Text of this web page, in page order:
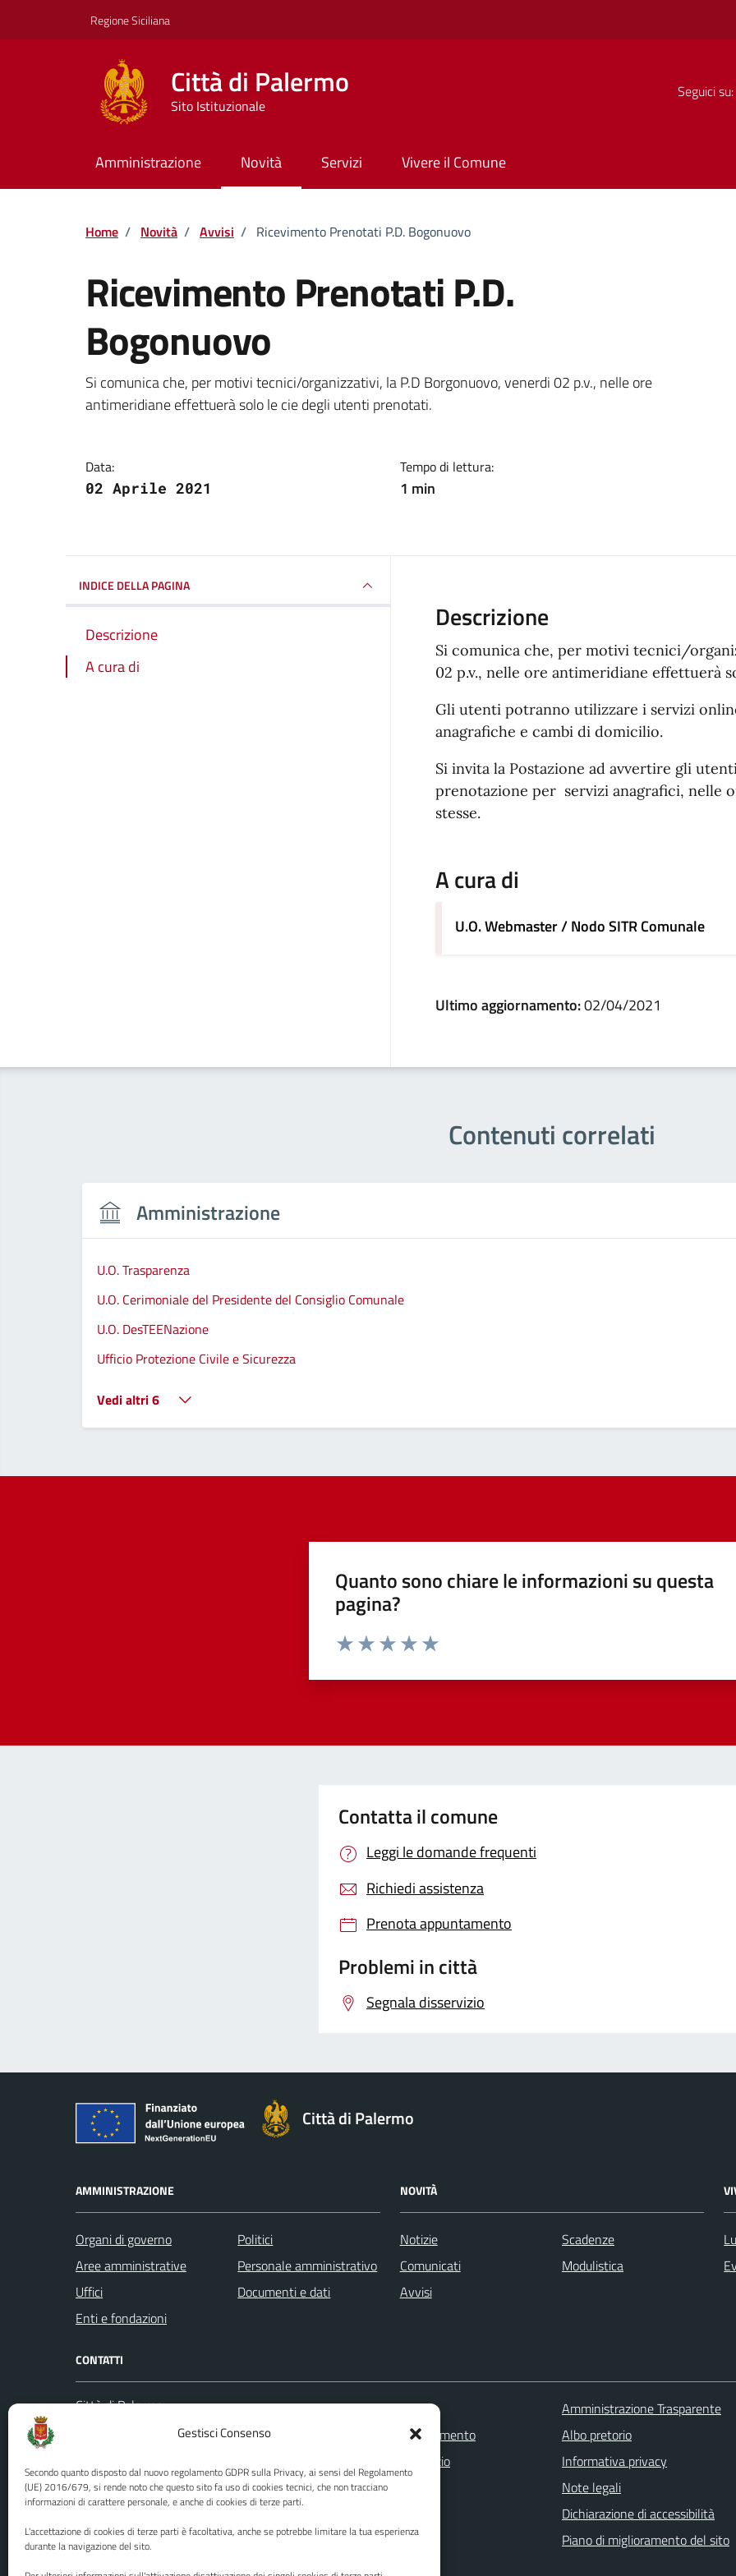
Gestisci Consenso
Secondo quanto disposto dal nuovo regolamento GDPR sulla Privacy, ai sensi del Regolamento
(UE) 2016/679, si rende noto che questo sito fa uso di cookies tecnici, che non tracciano
informazioni di carattere personale, e anche di cookies di terze parti.
L'accettazione di cookies di terze parti è facoltativa, anche se potrebbe limitare la tua esperienza
durante la navigazione del sito.
Regione Siciliana
Città di Palermo
Sito Istituzionale
Seguici su:
Amministrazione Novità Servizi Vivere il Comune
Home / Novità / Avvisi / Ricevimento Prenotati P.D. Bogonuovo
Ricevimento Prenotati P.D.
Bogonuovo
Dettagli della notizia
Si comunica che, per motivi tecnici/organizzativi, la P.D Borgonuovo, venerdi 02 p.v., nelle ore
antimeridiane effettuerà solo le cie degli utenti prenotati.
Data:
02 Aprile 2021
Tempo di lettura:
1 min
INDICE DELLA PAGINA
Descrizione
A cura di
Descrizione
Si comunica che, per motivi tecnici/
02 p.v., nelle ore antimeridiane effettuerà
Gli utenti potranno utilizzare i servizi
anagrafiche e cambi di domicilio.
Si invita la Postazione ad avvertire gli
prenotazione per servizi anagrafici, nelle
stesse.
A cura di
U.O. Webmaster / Nodo SITR Comunale
Ultimo aggiornamento:02/04/2021
Contenuti correlati
Amministrazione
U.O. Trasparenza
U.O. Cerimoniale del Presidente del Consiglio Comunale
U.O. DesTEENazione
Ufficio Protezione Civile e Sicurezza
Vedi altri 6
Quanto sono chiare le informazioni su questa
pagina?
Contatta il comune
Leggi le domande frequenti
Richiedi assistenza
Prenota appuntamento
Problemi in città
Segnala disservizio
Città di Palermo
AMMINISTRAZIONE
Organi di governo
Aree amministrative
Uffici
Enti e fondazioni
Politici
Personale amministrativo
Documenti e dati
NOVITÀ
Notizie
Comunicati
Avvisi
Scadenze
Modulistica
CONTATTI
Città di Palermo
Codice fiscale / P. IVA:80016350821
U.O. Ufficio Relazioni con il Pubblico
(URP)
Numero verde: 0917401111
PEC:protocollo@cert.comune.palermo.it
Leggi le FAQ
Prenotazione appuntamento
Segnalazione disservizio
Richiesta assistenza
Amministrazione Trasparente
Albo pretorio
Informativa privacy
Note legali
Dichiarazione di accessibilità
Piano di miglioramento del sito